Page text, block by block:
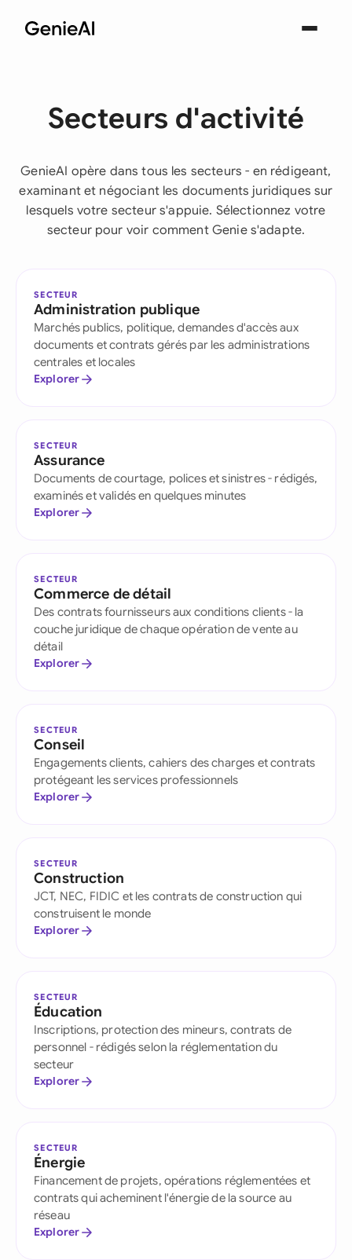
Secteurs d'activité
GenieAI opère dans tous les secteurs - en rédigeant,
examinant et négociant les documents juridiques sur
lesquels votre secteur s'appuie. Sélectionnez votre
secteur pour voir comment Genie s'adapte.
SECTEUR
Administration publique
Marchés publics, politique, demandes d'accès aux
documents et contrats gérés par les administrations
centrales et locales
Explorer
SECTEUR
Assurance
Documents de courtage, polices et sinistres - rédigés,
examinés et validés en quelques minutes
Explorer
SECTEUR
Commerce de détail
Des contrats fournisseurs aux conditions clients - la
couche juridique de chaque opération de vente au
détail
Explorer
SECTEUR
Conseil
Engagements clients, cahiers des charges et contrats
protégeant les services professionnels
Explorer
SECTEUR
Construction
JCT, NEC, FIDIC et les contrats de construction qui
construisent le monde
Explorer
SECTEUR
Éducation
Inscriptions, protection des mineurs, contrats de
personnel - rédigés selon la réglementation du
secteur
Explorer
SECTEUR
Énergie
Financement de projets, opérations réglementées et
contrats qui acheminent l'énergie de la source au
réseau
Explorer